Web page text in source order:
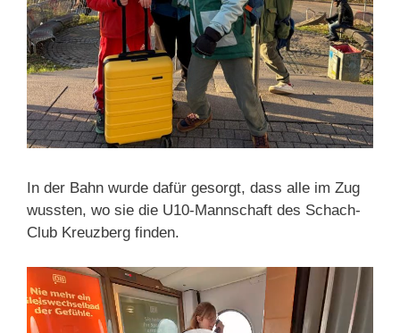
In der Bahn wurde dafür gesorgt, dass alle im Zug
wussten, wo sie die U10-Mannschaft des Schach-
Club Kreuzberg finden.
Video-
Player